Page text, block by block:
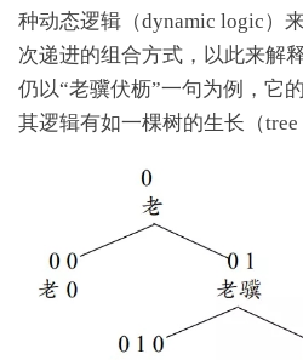
种动态逻辑（dynamic logic）
次递进的组合方式，以此来解
仍以“老骥伏枥”一句为例，它
其逻辑有如一棵树的生长（tree